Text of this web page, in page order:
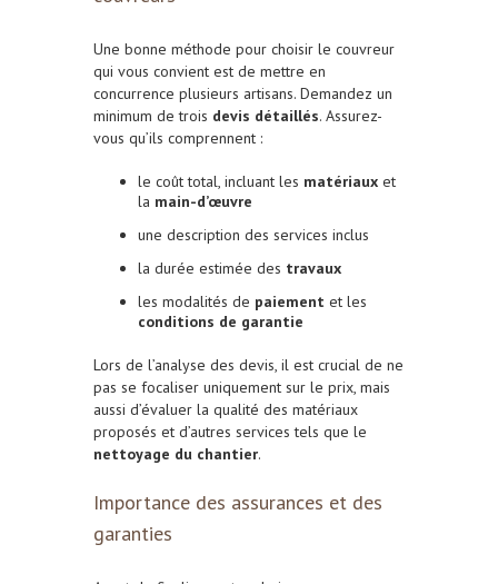
Une bonne méthode pour choisir le couvreur
qui vous convient est de mettre en
concurrence plusieurs artisans. Demandez un
minimum de trois devis détaillés. Assurez-
vous qu’ils comprennent :
le coût total, incluant les matériaux et
la main-d’œuvre
une description des services inclus
la durée estimée des travaux
les modalités de paiement et les
conditions de garantie
Lors de l’analyse des devis, il est crucial de ne
pas se focaliser uniquement sur le prix, mais
aussi d’évaluer la qualité des matériaux
proposés et d’autres services tels que le
nettoyage du chantier.
Importance des assurances et des
garanties